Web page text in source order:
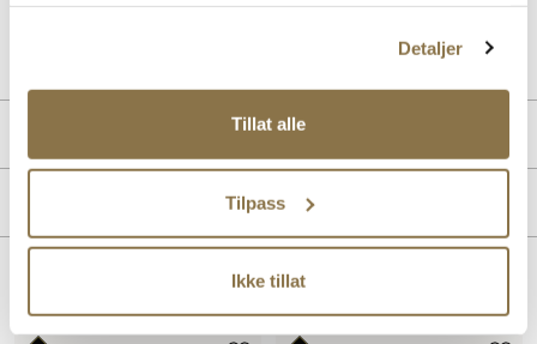
Detaljer
Tillat alle
Tilpass
Ikke tillat
Lignende produkter